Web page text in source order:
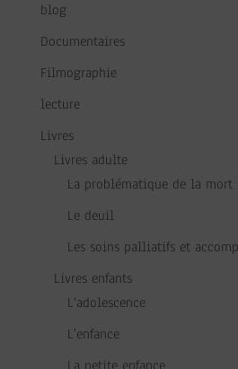
blog
Documentaires
Filmographie
lecture
Livres
Livres adulte
La problématique de la mort
Le deuil
Les soins palliatifs et
Livres enfants
L'adolescence
L'enfance
La petite enfance